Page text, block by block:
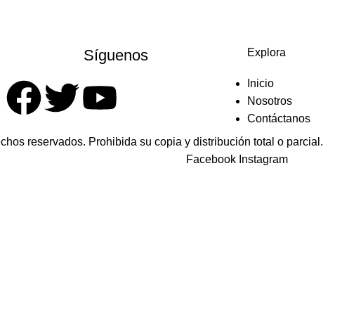
Síguenos Explora
Inicio
Nosotros
Contáctanos
reservados. Prohibida su copia y distribución total o parcial.
Facebook Instagram